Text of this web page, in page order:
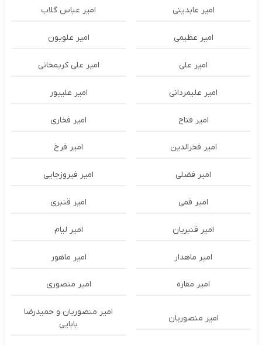
امیر عابدینی امیر عباس گلاب
امیر عظیمی امیر علویون
امیر علی امیر علی کریمخانی
امیر علیمردانی امیر علیپور
امیر فتاح امیر فخاری
امیر فخرالدین امیر فرخ
امیر فضلی امیر فیروزجایی
امیر قمی امیر قنبری
امیر قنبریان امیر لیام
امیر ماهدار امیر ماهور
امیر مقاره امیر منصوری
امیر منصوریان
امیر منصوریان و حمیدرضا
بابایی